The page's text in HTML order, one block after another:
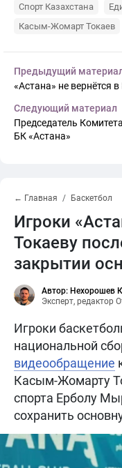
Спорт Казахстана
Касым-Жомарт Токаев
Предыдущий
«Астана» не вернётся
Следующий материал
Председатель
БК «Астана»
← Главная Баскетбол
Игроки
Токаеву
закрытии
Автор: Нехорошев
Эксперт, редактор
Игроки
национальной
видеообращение
Касым-Жомарту
спорта Ерболу
сохранить